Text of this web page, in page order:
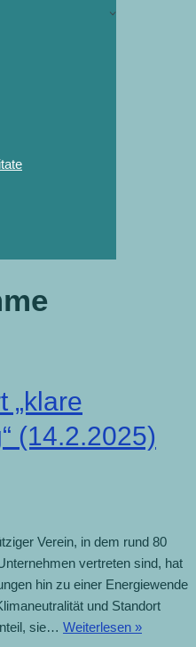
„klare
(14.2.2025)
Verein, in dem rund 80
vertreten sind, hat
hin zu einer Energiewende
und Standort
sie… Weiterlesen »